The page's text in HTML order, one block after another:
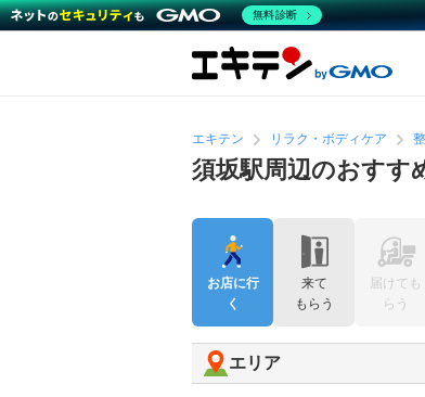
エキテン リラク・ボディケア
須坂駅周辺のおすす
お店に行
く
来て
もらう
届けても
らう
エリア
無料診断